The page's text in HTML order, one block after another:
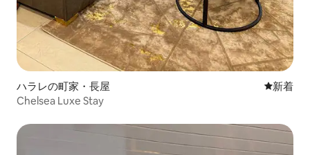
ハラレの町家・長屋 新しい宿
新着
Chelsea Luxe Stay